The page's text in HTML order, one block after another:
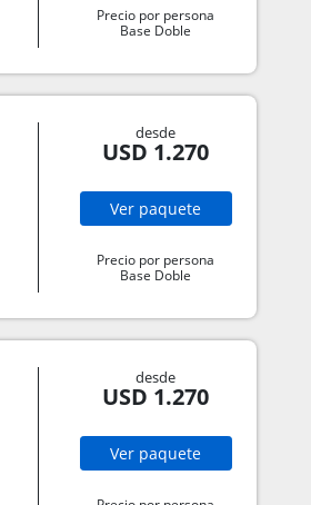
Precio por persona
Base Doble
desde
USD 1.270
Ver paquete
Precio por persona
Base Doble
desde
USD 1.270
Ver paquete